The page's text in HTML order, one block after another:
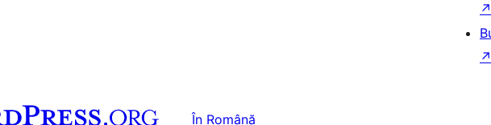
↗
↗
În Română